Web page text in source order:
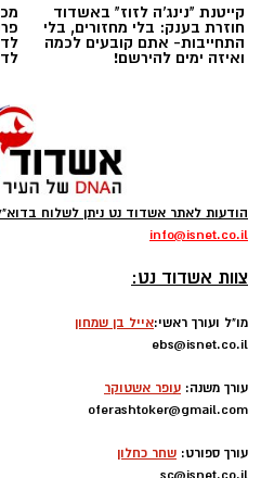
להורדת אפליקציה של
קודוס ווהאב (מכבי אשדוד)
ליגת העל בכדורסל תתחיל
ספטמבר במשחקי אימון
יתחילו באימונים כבר
מסקרנת ביותר.
קודוס ווהאב, הסנטר
קייטנת "נינג'ה לזוז" באשדוד
חוזרת בענק: בלי מחזורים, בלי
התחייבות- אתם קובעים לכמה
ואיזה ימים להירשם!
הודעות לאתר אשדוד נט ניתן לשלוח
info@isnet.co.il
צוות אשדוד נט:
מו"ל ועורך ראשי:אייל בן שמחון
ebs@isnet.co.il
עורך משנה: עופר אשטוקר
oferashtoker@gmail.com
עורך ספורט: שחר כחלון